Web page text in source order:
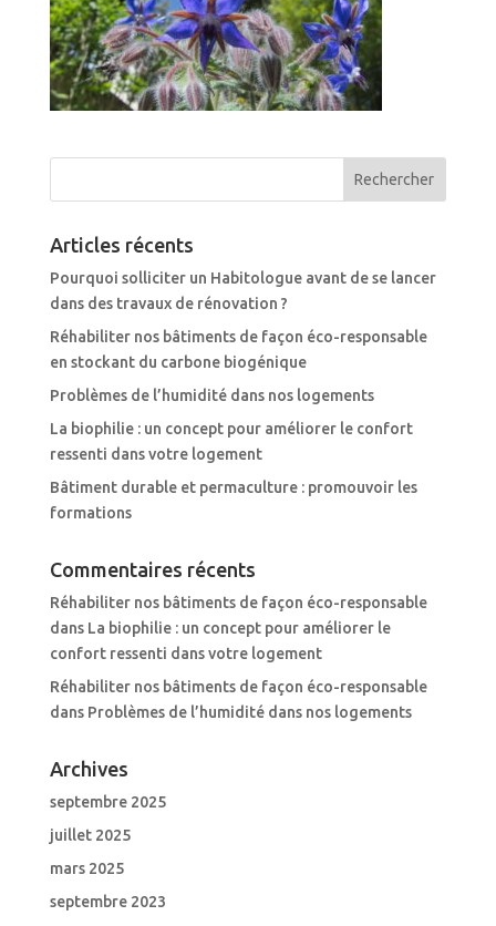
Articles récents
Pourquoi solliciter un Habitologue avant de se lancer
dans des travaux de rénovation ?
Réhabiliter nos bâtiments de façon éco-responsable
en stockant du carbone biogénique
Problèmes de l’humidité dans nos logements
La biophilie : un concept pour améliorer le confort
ressenti dans votre logement
Bâtiment durable et permaculture : promouvoir les
formations
Commentaires récents
Réhabiliter nos bâtiments de façon éco-responsable
dans La biophilie : un concept pour améliorer le
confort ressenti dans votre logement
Réhabiliter nos bâtiments de façon éco-responsable
dans Problèmes de l’humidité dans nos logements
Archives
septembre 2025
juillet 2025
mars 2025
septembre 2023